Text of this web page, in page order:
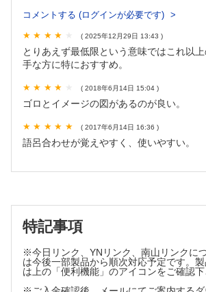
中手指節（MP）関節の屈曲
近位指節間（PIP）関節，遠位指節間（DIP
中手指節（MP）関節の伸展
指の外転
指の内転
母指の中手指節（MP）関節，指節間（IP）
母指の外転
母指の内転
股関節の屈曲
股関節の伸展
股関節の外転
股関節の内転
コメントする (ログインが必要です)
( 2025年12月29日 13:43 )
とりあえず最低限という意味ではこれ以
手な方に特におすすめ。
( 2018年6月14日 15:04 )
ゴロとイメージの図があるのが良い。
( 2017年6月14日 16:36 )
語呂合わせが覚えやすく、使いやすい。
特記事項
※今日リンク、YNリンク、南山リンクに
は今後一部製品から順次対応予定です。
は上の「便利機能」のアイコンをご確認下